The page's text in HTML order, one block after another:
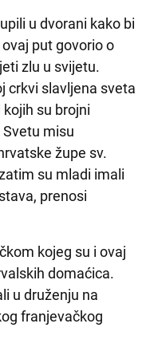
u dvorani kako bi
put govorio o
zlu u svijetu.
crkvi slavljena sveta
su brojni
misu
župe sv.
su mladi imali
prenosi
kojeg su i ovaj
domaćica.
u druženju na
franjevačkog